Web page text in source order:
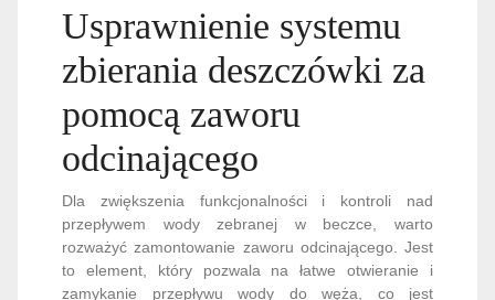
Usprawnienie systemu
zbierania deszczówki za
pomocą zaworu
odcinającego
Dla zwiększenia funkcjonalności i kontroli nad
przepływem wody zebranej w beczce, warto
rozważyć zamontowanie zaworu odcinającego. Jest
to element, który pozwala na łatwe otwieranie i
zamykanie przepływu wody do węża, co jest